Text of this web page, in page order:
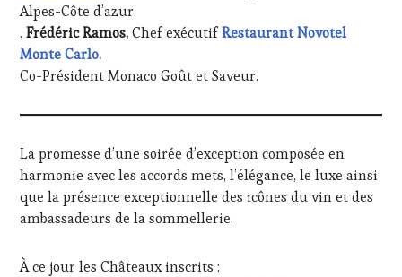
Alpes-Côte d’azur.
.Frédéric Ramos,Chef exécutifRestaurant Novotel
Monte Carlo.
Co-Président Monaco Goût et Saveur.
La promesse d’une soirée d’exception composée en
harmonie avec les accords mets, l’élégance, le luxe ainsi
que la présence exceptionnelle des icônes du vin et des
ambassadeurs de la sommellerie.
À ce jour les Châteaux inscrits :